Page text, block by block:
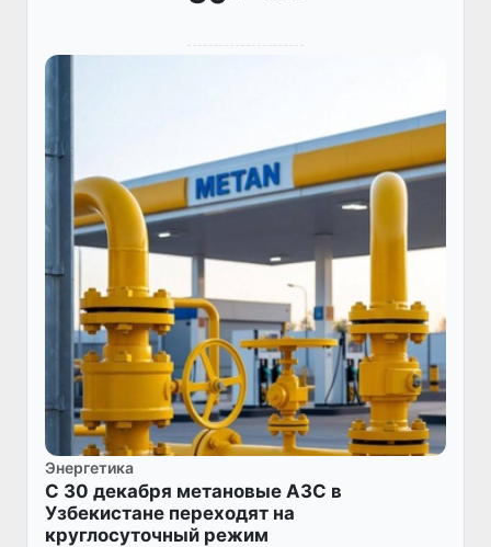
Энергетика
С 30 декабря метановые АЗС в
Узбекистане переходят на
круглосуточный режим